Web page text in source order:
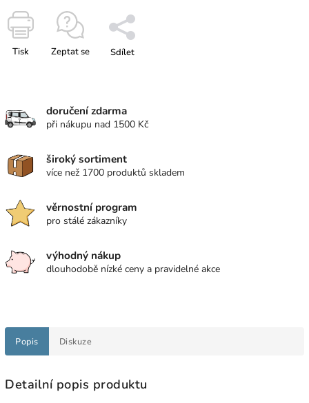
Tisk Zeptat se Sdílet
doručení zdarma
při nákupu nad 1500 Kč
široký sortiment
více než 1700 produktů skladem
věrnostní program
pro stálé zákazníky
výhodný nákup
dlouhodobě nízké ceny a pravidelné akce
Popis Diskuze
Detailní popis produktu